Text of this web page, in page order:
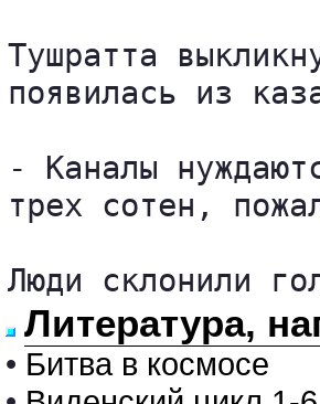
Тушратта
появилась из
- Каналы
трех сотен,
Люди склонили
Литература,
• Битва в космосе